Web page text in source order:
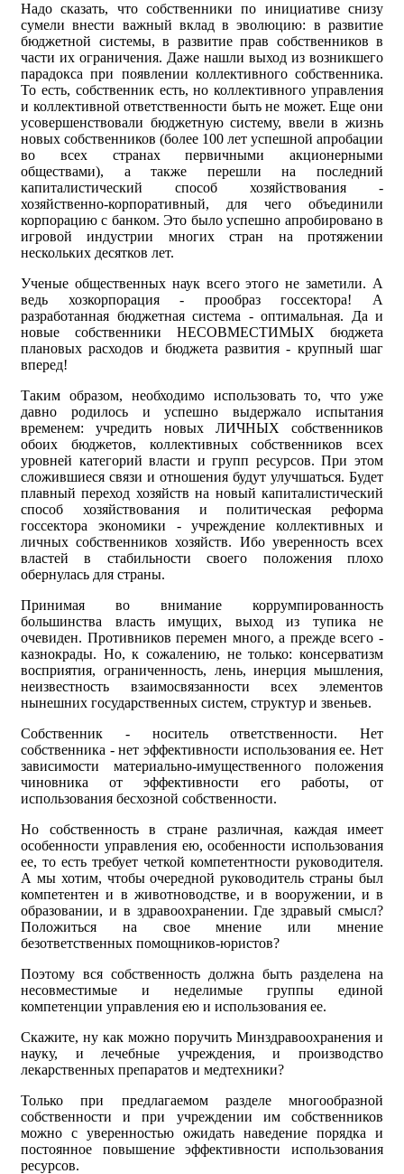
Надо сказать, что собственники по инициативе снизу
сумели внести важный вклад в эволюцию: в развитие
бюджетной системы, в развитие прав собственников в
части их ограничения. Даже нашли выход из возникшего
парадокса при появлении коллективного собственника.
То есть, собственник есть, но коллективного управления
и коллективной ответственности быть не может. Еще они
усовершенствовали бюджетную систему, ввели в жизнь
новых собственников (более 100 лет успешной апробации
во всех странах первичными акционерными
обществами), а также перешли на последний
капиталистический способ хозяйствования -
хозяйственно-корпоративный, для чего объединили
корпорацию с банком. Это было успешно апробировано в
игровой индустрии многих стран на протяжении
нескольких десятков лет.
Ученые общественных наук всего этого не заметили. А
ведь хозкорпорация - прообраз госсектора! А
разработанная бюджетная система - оптимальная. Да и
новые собственники НЕСОВМЕСТИМЫХ бюджета
плановых расходов и бюджета развития - крупный шаг
вперед!
Таким образом, необходимо использовать то, что уже
давно родилось и успешно выдержало испытания
временем: учредить новых ЛИЧНЫХ собственников
обоих бюджетов, коллективных собственников всех
уровней категорий власти и групп ресурсов. При этом
сложившиеся связи и отношения будут улучшаться. Будет
плавный переход хозяйств на новый капиталистический
способ хозяйствования и политическая реформа
госсектора экономики - учреждение коллективных и
личных собственников хозяйств. Ибо уверенность всех
властей в стабильности своего положения плохо
обернулась для страны.
Принимая во внимание коррумпированность
большинства власть имущих, выход из тупика не
очевиден. Противников перемен много, а прежде всего -
казнокрады. Но, к сожалению, не только: консерватизм
восприятия, ограниченность, лень, инерция мышления,
неизвестность взаимосвязанности всех элементов
нынешних государственных систем, структур и звеньев.
Собственник - носитель ответственности. Нет
собственника - нет эффективности использования ее. Нет
зависимости материально-имущественного положения
чиновника от эффективности его работы, от
использования бесхозной собственности.
Но собственность в стране различная, каждая имеет
особенности управления ею, особенности использования
ее, то есть требует четкой компетентности руководителя.
А мы хотим, чтобы очередной руководитель страны был
компетентен и в животноводстве, и в вооружении, и в
образовании, и в здравоохранении. Где здравый смысл?
Положиться на свое мнение или мнение
безответственных помощников-юристов?
Поэтому вся собственность должна быть разделена на
несовместимые и неделимые группы единой
компетенции управления ею и использования ее.
Скажите, ну как можно поручить Минздравоохранения и
науку, и лечебные учреждения, и производство
лекарственных препаратов и медтехники?
Только при предлагаемом разделе многообразной
собственности и при учреждении им собственников
можно с уверенностью ожидать наведение порядка и
постоянное повышение эффективности использования
ресурсов.